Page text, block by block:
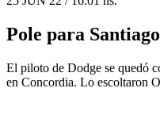
Pole para
El piloto de Dodge se quedó
en Concordia. Lo escoltaron